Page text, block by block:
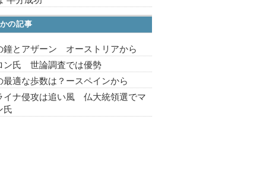
の記事
鐘とアザーン オーストリアから
ン氏 世論調査では優勢
最適な歩数は？ースペインから
イナ侵攻は追い風 仏大統領選でマ
氏